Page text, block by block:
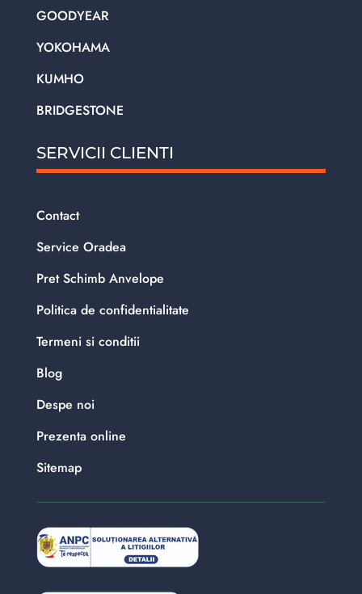
GOODYEAR
YOKOHAMA
KUMHO
BRIDGESTONE
SERVICII CLIENTI
Contact
Service Oradea
Pret Schimb Anvelope
Politica de confidentialitate
Termeni si conditii
Blog
Despe noi
Prezenta online
Sitemap